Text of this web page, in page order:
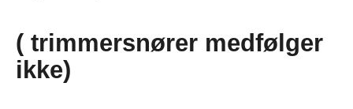
( trimmersnører medfølger
ikke)